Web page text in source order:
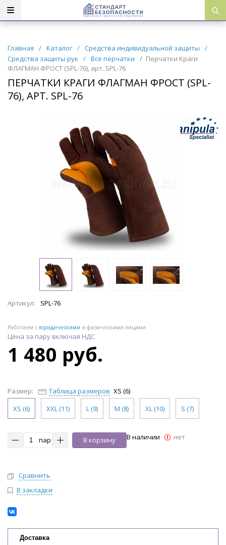
Главная / Каталог / Средства индивидуальной защиты
/
Средства защиты рук
/ Все перчатки / Перчатки Краги
ФЛАГМАН ФРОСТ (SPL-76), арт. SPL-76
ПЕРЧАТКИ КРАГИ ФЛАГМАН ФРОСТ (SPL-
76), АРТ. SPL-76
Артикул: SPL-76
Работаем с юридическими и физическими лицами
Цена за пару включая НДС
1 480 руб.
Размер: Таблица размеров XS (6)
XS (6)
XXL (11) L (9) M (8) XL (10) S (7)
пар В корзину В наличии нет
Сравнить
В закладки
Доставка